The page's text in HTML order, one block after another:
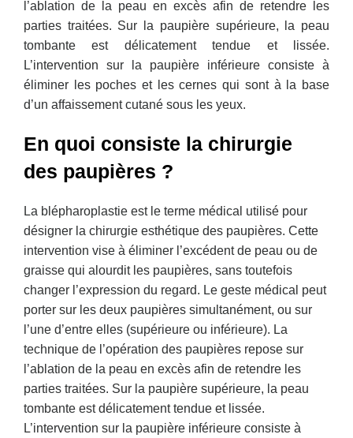
l’ablation de la peau en excès afin de retendre les
parties traitées. Sur la paupière supérieure, la peau
tombante est délicatement tendue et lissée.
L’intervention sur la paupière inférieure consiste à
éliminer les poches et les cernes qui sont à la base
d’un affaissement cutané sous les yeux.
En quoi consiste la chirurgie
des paupières ?
La blépharoplastie est le terme médical utilisé pour
désigner la chirurgie esthétique des paupières. Cette
intervention vise à éliminer l’excédent de peau ou de
graisse qui alourdit les paupières, sans toutefois
changer l’expression du regard. Le geste médical peut
porter sur les deux paupières simultanément, ou sur
l’une d’entre elles (supérieure ou inférieure). La
technique de l’opération des paupières repose sur
l’ablation de la peau en excès afin de retendre les
parties traitées. Sur la paupière supérieure, la peau
tombante est délicatement tendue et lissée.
L’intervention sur la paupière inférieure consiste à